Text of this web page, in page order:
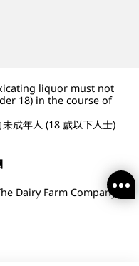
liquor must not
18) in the course of
成年人 (18 歲以下人士)
Dairy Farm Company